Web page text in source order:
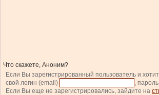
Что скажете, Аноним?
Если Вы зарегистрированный пользователь и
свой логин (email)
, пароль
Если Вы еще не зарегистрировались, зайдите на